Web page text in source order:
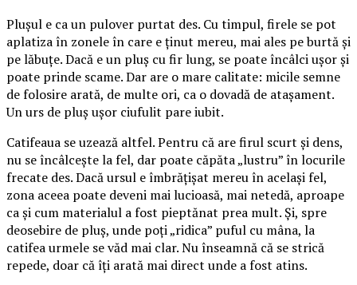
Plușul e ca un pulover purtat des. Cu timpul, firele se pot
aplatiza în zonele în care e ținut mereu, mai ales pe burtă și
pe lăbuțe. Dacă e un pluș cu fir lung, se poate încâlci ușor și
poate prinde scame. Dar are o mare calitate: micile semne
de folosire arată, de multe ori, ca o dovadă de atașament.
Un urs de pluș ușor ciufulit pare iubit.
Catifeaua se uzează altfel. Pentru că are firul scurt și dens,
nu se încâlcește la fel, dar poate căpăta „lustru” în locurile
frecate des. Dacă ursul e îmbrățișat mereu în același fel,
zona aceea poate deveni mai lucioasă, mai netedă, aproape
ca și cum materialul a fost pieptănat prea mult. Și, spre
deosebire de pluș, unde poți „ridica” puful cu mâna, la
catifea urmele se văd mai clar. Nu înseamnă că se strică
repede, doar că îți arată mai direct unde a fost atins.